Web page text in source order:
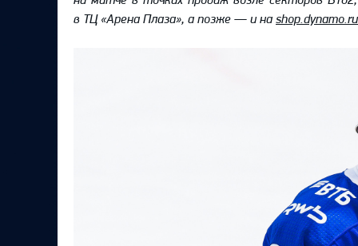
в ТЦ «Арена Плаза», а позже — и на shop.dynamo.ru